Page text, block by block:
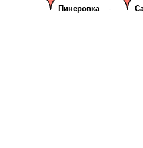
Пинеровка-